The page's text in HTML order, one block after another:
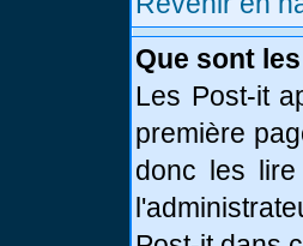
Que sont
Les Post-it
première
donc les